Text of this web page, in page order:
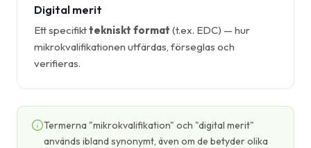
Digital merit
Ett specifikttekniskt format (t.ex. EDC) — hur
mikrokvalifikationen utfärdas, förseglas och
verifieras.
Termerna "mikrokvalifikation" och "digital merit"
används ibland synonymt, även om de betyder olika